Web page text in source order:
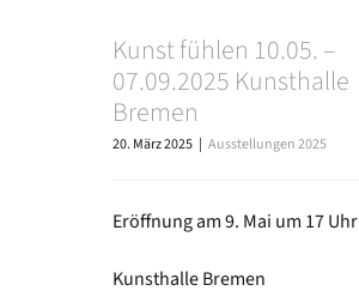
Kunst fühlen 10.05. –
07.09.2025 Kunsthalle
Bremen
20. März 2025 | Ausstellungen 2025
Eröffnung am 9. Mai um 17 Uhr
Kunsthalle Bremen